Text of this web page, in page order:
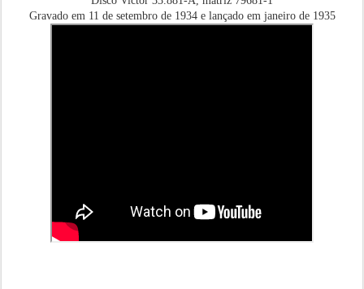
Gravado em 11 de setembro de 1934 e lançado em janeiro de 1935